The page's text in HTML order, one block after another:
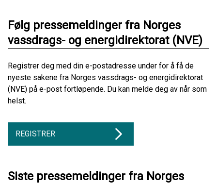
Følg pressemeldinger fra Norges
vassdrags- og energidirektorat (NVE)
Registrer deg med din e-postadresse under for å få de
nyeste sakene fra Norges vassdrags- og energidirektorat
(NVE) på e-post fortløpende. Du kan melde deg av når som
helst.
REGISTRER
Siste pressemeldinger fra Norges